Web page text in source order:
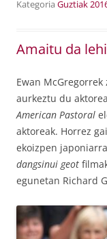
Kategoria Guztiak
Amaitu da
Ewan
aurkeztu du
American Pastoral
aktoreak. Horrez
ekoizpen
dangsinui geot
egunetan Richard